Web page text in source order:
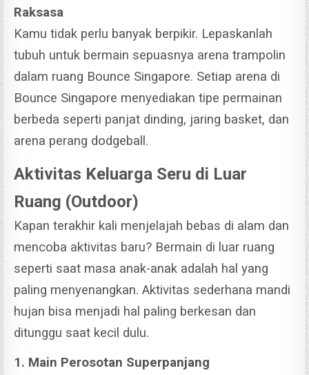
Raksasa
Kamu tidak perlu banyak berpikir. Lepaskanlah
tubuh untuk bermain sepuasnya arena trampolin
dalam ruang Bounce Singapore. Setiap arena di
Bounce Singapore menyediakan tipe permainan
berbeda seperti panjat dinding, jaring basket, dan
arena perang dodgeball.
Aktivitas Keluarga Seru di Luar
Ruang (Outdoor)
Kapan terakhir kali menjelajah bebas di alam dan
mencoba aktivitas baru? Bermain di luar ruang
seperti saat masa anak-anak adalah hal yang
paling menyenangkan. Aktivitas sederhana mandi
hujan bisa menjadi hal paling berkesan dan
ditunggu saat kecil dulu.
1. Main Perosotan Superpanjang